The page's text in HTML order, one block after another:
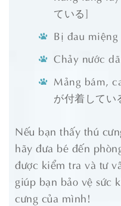
ている]
Bị đau miệng
Chảy nước
Mảng bám,
が付着してい
Nếu bạn thấy thú
hãy đưa bé đến
được kiểm tra và tư
giúp bạn bảo vệ sức
cưng của mình!